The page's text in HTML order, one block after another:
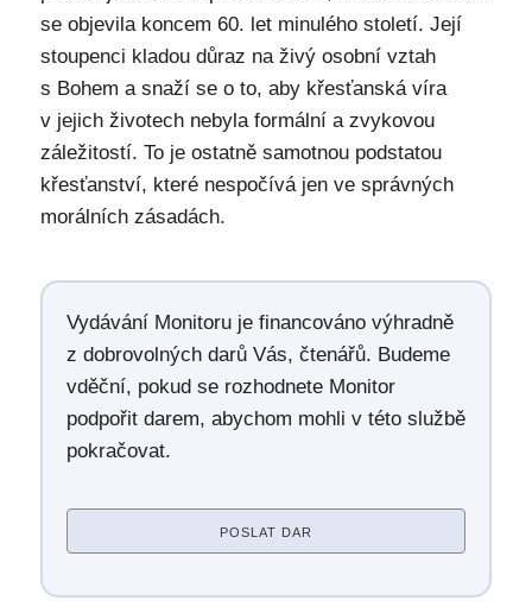
se objevila koncem 60. let minulého století. Její
stoupenci kladou důraz na živý osobní vztah
s Bohem a snaží se o to, aby křesťanská víra
v jejich životech nebyla formální a zvykovou
záležitostí. To je ostatně samotnou podstatou
křesťanství, které nespočívá jen ve správných
morálních zásadách.
Vydávání Monitoru je financováno výhradně
z dobrovolných darů Vás, čtenářů. Budeme
vděční, pokud se rozhodnete Monitor
podpořit darem, abychom mohli v této službě
pokračovat.
POSLAT DAR